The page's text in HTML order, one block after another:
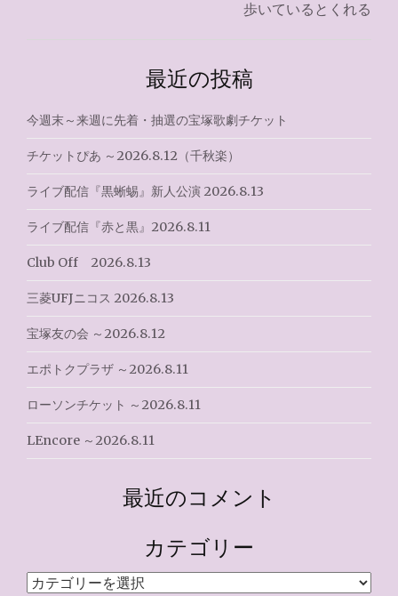
シ
ョ
ン
歩いているとくれる
最近の投稿
今週末～来週に先着・抽選の宝塚歌劇チケット
チケットぴあ ～2026.8.12（千秋楽）
ライブ配信『黒蜥蜴』新人公演 2026.8.13
ライブ配信『赤と黒』2026.8.11
Club Off 2026.8.13
三菱UFJニコス 2026.8.13
宝塚友の会 ～2026.8.12
エポトクプラザ ～2026.8.11
ローソンチケット ～2026.8.11
LEncore ～2026.8.11
最近のコメント
カテゴリー
カ